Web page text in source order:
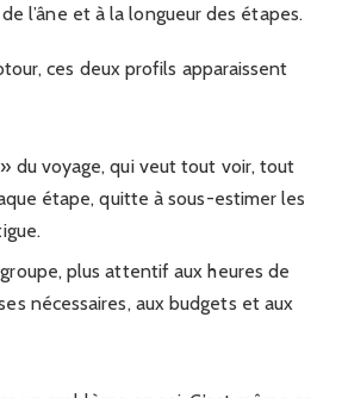
l’âne et à la longueur des étapes.
ces deux profils apparaissent
du voyage, qui veut tout voir, tout
étape, quitte à sous-estimer les
plus attentif aux heures de
nécessaires, aux budgets et aux